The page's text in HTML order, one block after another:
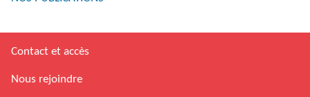
Contact et accès
Nous rejoindre